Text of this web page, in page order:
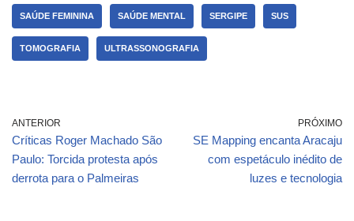
SAÚDE FEMININA SAÚDE MENTAL SERGIPE SUS
TOMOGRAFIA ULTRASSONOGRAFIA
ANTERIOR
Críticas Roger Machado São
Paulo: Torcida protesta após
derrota para o Palmeiras
PRÓXIMO
SE Mapping encanta Aracaju
com espetáculo inédito de
luzes e tecnologia